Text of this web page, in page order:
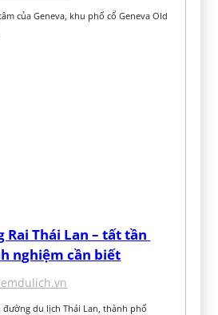
của Geneva, khu phố cổ Geneva Old
Rai Thái Lan – tất tần
nghiệm cần biết
du lịch Thái Lan, thành phố